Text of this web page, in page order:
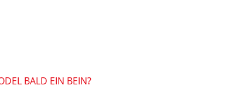
BALD EIN BEIN?